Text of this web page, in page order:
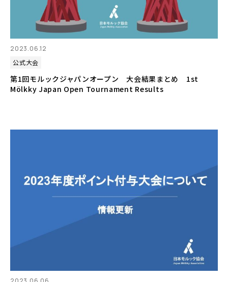
2023.06.12
公式大会
第1回モルックジャパンオープン 大会結果まとめ 1st
Mölkky Japan Open Tournament Results